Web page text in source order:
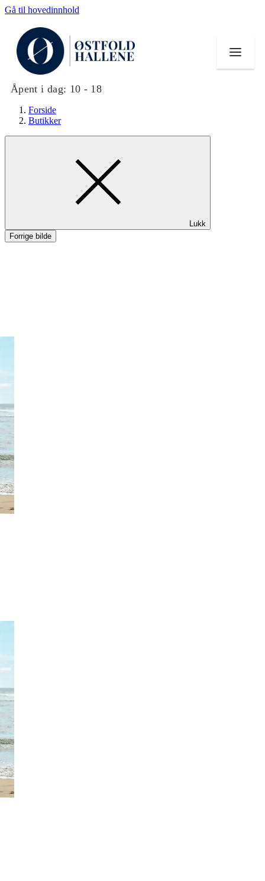
Gå til hovedinnhold
Åpent i dag: 10 - 18
Mat og drikke
Aktiviteter
Forside
Butikker
Lukk
Forrige bilde